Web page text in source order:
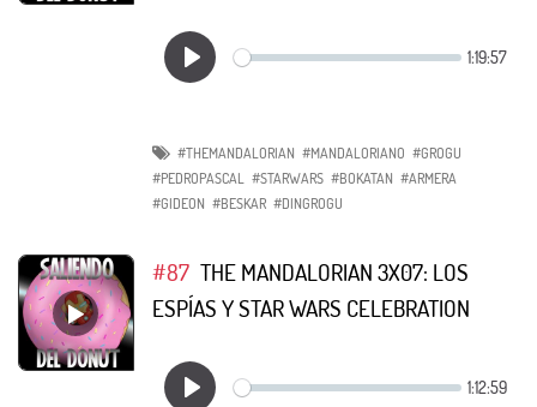
#THEMANDALORIAN #MANDALORIANO #GROGU
#PEDROPASCAL
#STARWARS #BOKATAN #ARMERA
#GIDEON #BESKAR #DINGROGU
#87 THE MANDALORIAN 3X07: LOS
ESPÍAS Y STAR WARS CELEBRATION